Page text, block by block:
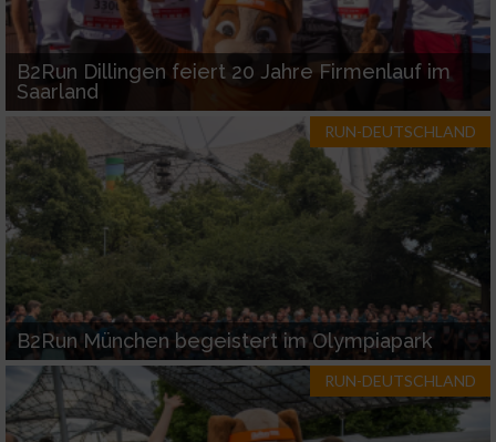
B2Run Dillingen feiert 20 Jahre Firmenlauf im
Saarland
RUN-DEUTSCHLAND
B2Run München begeistert im Olympiapark
RUN-DEUTSCHLAND